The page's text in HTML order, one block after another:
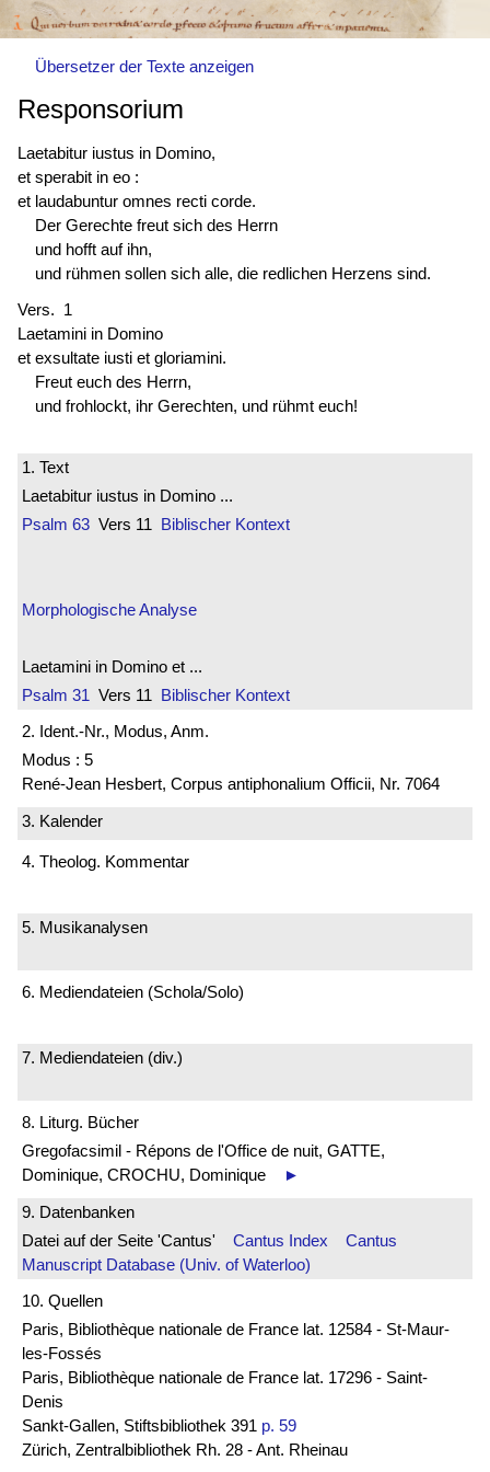
Übersetzer der Texte anzeigen
Responsorium
Laetabitur iustus in Domino,
et sperabit in eo :
et laudabuntur omnes recti corde.
Der Gerechte freut sich des Herrn
und hofft auf ihn,
und rühmen sollen sich alle, die redlichen Herzens sind.
Vers. 1
Laetamini in Domino
et exsultate iusti et gloriamini.
Freut euch des Herrn,
und frohlockt, ihr Gerechten, und rühmt euch!
1. Text
Laetabitur iustus in Domino ...
Psalm 63 Vers 11 Biblischer Kontext
Morphologische Analyse
Laetamini in Domino et ...
Psalm 31 Vers 11 Biblischer Kontext
2. Ident.-Nr., Modus, Anm.
Modus : 5
René-Jean Hesbert, Corpus antiphonalium Officii, Nr. 7064
3. Kalender
4. Theolog. Kommentar
5. Musikanalysen
6. Mediendateien (Schola/Solo)
7. Mediendateien (div.)
8. Liturg. Bücher
Gregofacsimil - Répons de l'Office de nuit, GATTE,
Dominique, CROCHU, Dominique
►
9. Datenbanken
Datei auf der Seite 'Cantus' Cantus Index
Cantus
Manuscript Database (Univ. of Waterloo)
10. Quellen
Paris, Bibliothèque nationale de France lat. 12584 - St-Maur-
les-Fossés
Paris, Bibliothèque nationale de France lat. 17296 - Saint-
Denis
Sankt-Gallen, Stiftsbibliothek 391 p. 59
Zürich, Zentralbibliothek Rh. 28 - Ant. Rheinau